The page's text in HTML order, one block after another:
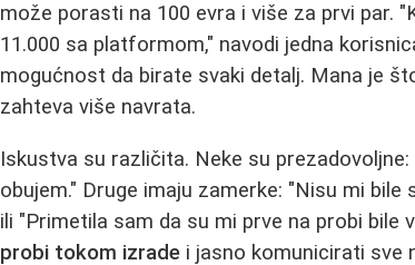
može porasti na 100 evra i više za prvi par.
11.000 sa platformom," navodi jedna
mogućnost da birate svaki detalj. Mana je
zahteva više navrata.
Iskustva su različita. Neke su
obujem." Druge imaju zamerke: "Nisu mi
ili "Primetila sam da su mi prve na probi bile
probi tokom izrade i jasno komunicirati sve